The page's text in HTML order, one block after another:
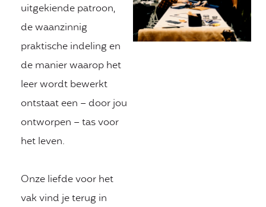
uitgekiende patroon,
de waanzinnig
praktische indeling en
de manier waarop het
leer wordt bewerkt
ontstaat een – door jou
ontworpen – tas voor
het leven.
Onze liefde voor het
vak vind je terug in